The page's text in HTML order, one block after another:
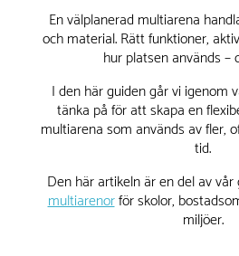
En välplanerad multiarena
och material. Rätt funktioner,
hur platsen används –
I den här guiden går vi igenom
tänka på för att skapa en
multiarena som används av fler,
tid.
Den här artikeln är en del av
multiarenorför skolor,
miljöer.